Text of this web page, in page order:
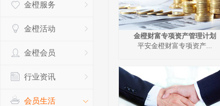
金橙服务
金橙活动
金橙会员
行业资讯
会员生活
金橙财富专项资产管理计划
平安金橙财富专项资产...